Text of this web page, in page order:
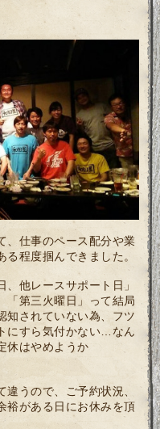
、仕事のペース配分や業
程度掴んできました。
他レースサポート日」
「第三火曜日」って結局
知されていない為、フツ
にすら気付かない…なん
休はやめようか
うので、ご予約状況、
裕がある日にお休みを頂